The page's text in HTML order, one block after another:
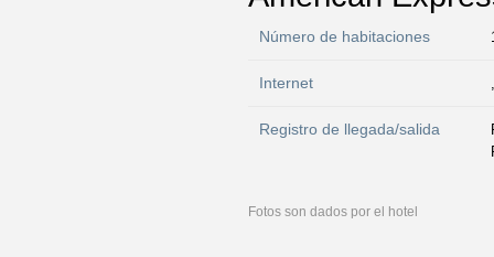
Número de habitaciones
Internet
Registro de llegada/salida
Fotos son dados por el hotel